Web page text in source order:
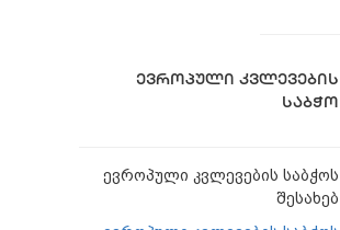
ᲔᲕᲠᲝᲞᲣᲚᲘ ᲙᲕᲚᲔᲕᲔᲑᲘᲡ
ᲡᲐᲑᲭᲝ
ევროპული კვლევების საბჭოს
შესახებ